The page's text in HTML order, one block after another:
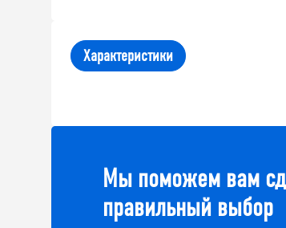
Характеристики
Мы поможем вам
правильный выбор